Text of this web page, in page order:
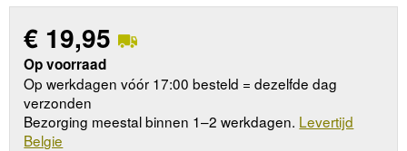
€ 19,95
Op voorraad
Op werkdagen vóór 17:00 besteld = dezelfde dag
verzonden
Bezorging meestal binnen 1–2 werkdagen. Levertijd
Belgie